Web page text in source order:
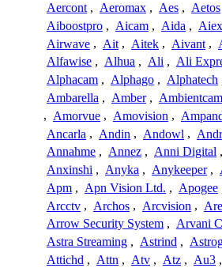
Aercont , Aeromax , Aes , Aetos
Aiboostpro , Aicam , Aida , Aiex
Airwave , Ait , Aitek , Aivant ,
Alfawise , Alhua , Ali , Ali
Alphacam , Alphago , Alphatech
Ambarella , Amber , Ambientcam
, Amorvue , Amovision ,
Ancarla , Andin , Andowl ,
Annahme , Annez , Anni Digital ,
Anxinshi , Anyka , Anykeeper ,
Apm , Apn Vision Ltd. , Apogee
Arcctv , Archos , Arcvision ,
Arrow Security System , Arvani
Astra Streaming , Astrind ,
Attichd , Attn , Atv , Atz , Au3 ,